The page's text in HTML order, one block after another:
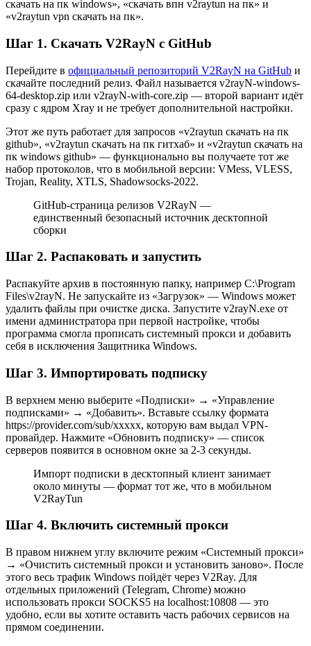
скачать на пк windows», «скачать впн v2raytun на пк» и
«v2raytun vpn скачать на пк».
Шаг 1. Скачать V2RayN с GitHub
Перейдите в официальный репозиторий V2RayN на GitHub и
скачайте последний релиз. Файл называется v2rayN-windows-
64-desktop.zip или v2rayN-with-core.zip — второй вариант идёт
сразу с ядром Xray и не требует дополнительной настройки.
Этот же путь работает для запросов «v2raytun скачать на пк
github», «v2raytun скачать на пк гитхаб» и «v2raytun скачать на
пк windows github» — функционально вы получаете тот же
набор протоколов, что в мобильной версии: VMess, VLESS,
Trojan, Reality, XTLS, Shadowsocks-2022.
GitHub-страница релизов V2RayN —
единственный безопасный источник десктопной
сборки
Шаг 2. Распаковать и запустить
Распакуйте архив в постоянную папку, например C:\Program
Files\v2rayN. Не запускайте из «Загрузок» — Windows может
удалить файлы при очистке диска. Запустите v2rayN.exe от
имени администратора при первой настройке, чтобы
программа смогла прописать системный прокси и добавить
себя в исключения Защитника Windows.
Шаг 3. Импортировать подписку
В верхнем меню выберите «Подписки» → «Управление
подписками» → «Добавить». Вставьте ссылку формата
https://provider.com/sub/xxxxx, которую вам выдал VPN-
провайдер. Нажмите «Обновить подписку» — список
серверов появится в основном окне за 2-3 секунды.
Импорт подписки в десктопный клиент занимает
около минуты — формат тот же, что в мобильном
V2RayTun
Шаг 4. Включить системный прокси
В правом нижнем углу включите режим «Системный прокси»
→ «Очистить системный прокси и установить заново». После
этого весь трафик Windows пойдёт через V2Ray. Для
отдельных приложений (Telegram, Chrome) можно
использовать прокси SOCKS5 на localhost:10808 — это
удобно, если вы хотите оставить часть рабочих сервисов на
прямом соединении.